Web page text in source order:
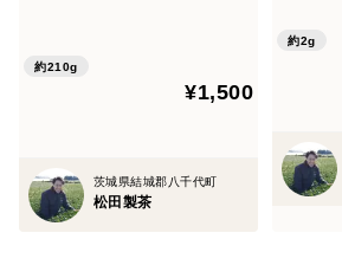
茶インストラクター監修 茶葉
約210g
¥1,500
茨城県結城郡八千代町
松田製茶
んの気
無料
約2g